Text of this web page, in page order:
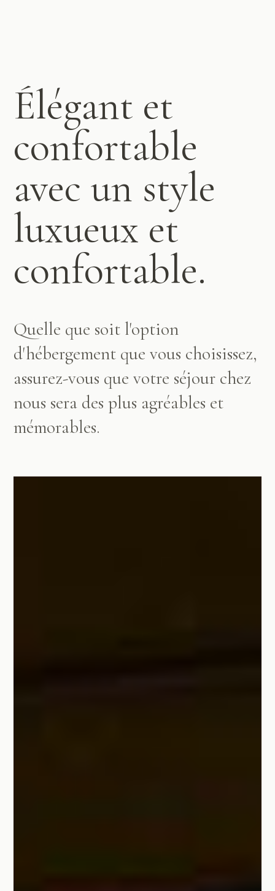
Élégant et
confortable
avec un style
luxueux et
confortable.
Quelle que soit l'option
d'hébergement que vous choisissez,
assurez-vous que votre séjour chez
nous sera des plus agréables et
mémorables.